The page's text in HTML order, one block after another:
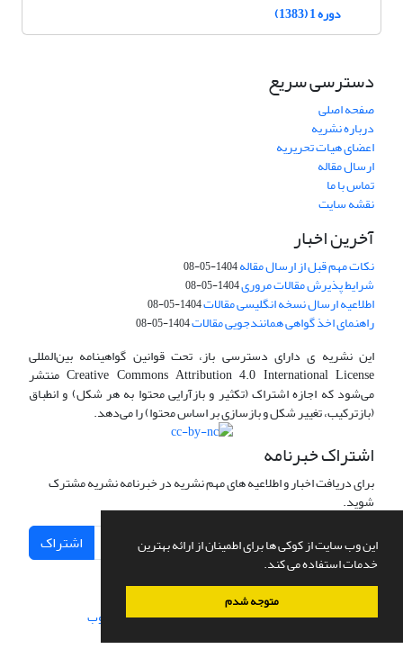
این وب سایت از کوکی ها برای اطمینان از ارائه بهترین
خدمات استفاده می کند.
متوجه شدم
دوره 1 (1383)
دسترسی سریع
صفحه اصلی
درباره نشریه
اعضای هیات تحریریه
ارسال مقاله
تماس با ما
نقشه سایت
آخرین اخبار
نکات مهم قبل از ارسال مقاله1404-05-08
شرایط پذیرش مقالات مروری1404-05-08
اطلاعیه ارسال نسخه انگلیسی مقالات1404-05-08
راهنمای اخذ گواهی همانندجویی مقالات1404-05-08
این نشریه ی دارای دسترسی باز، تحت قوانین گواهینامه بین‌المللی
Creative Commons Attribution 4.0 International License منتشر
می‌شود که اجازه اشتراک (تکثیر و بازآرایی محتوا به هر شکل) و انطباق
(بازترکیب، تغییر شکل و بازسازی بر اساس محتوا) را می‌دهد.
اشتراک خبرنامه
برای دریافت اخبار و اطلاعیه های مهم نشریه در خبرنامه نشریه مشترک
شوید.
اشتراک
سامانه مدیریت نشریات علمی.طراحی و پیاده سازی از سیناوب